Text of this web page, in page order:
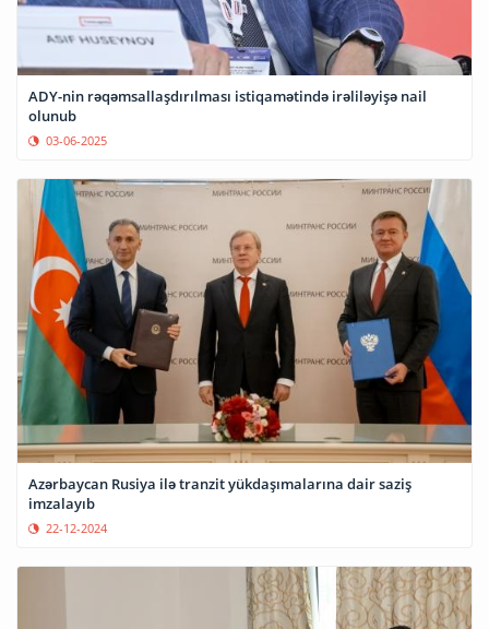
ADY-nin rəqəmsallaşdırılması istiqamətində irəliləyişə nail
olunub
03-06-2025
Azərbaycan Rusiya ilə tranzit yükdaşımalarına dair saziş
imzalayıb
22-12-2024